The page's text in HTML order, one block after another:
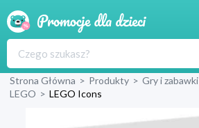
Produkty
Sklepy
Strona Główna > Produkty > Gry i zabawki
LEGO > LEGO Icons